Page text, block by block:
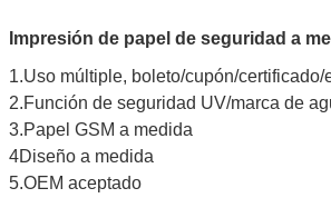
Impresión de papel de seguridad a
1.Uso múltiple, boleto/cupón/certificado/
2.Función de seguridad UV/marca de
3.Papel GSM a medida
4Diseño a medida
5.OEM aceptado